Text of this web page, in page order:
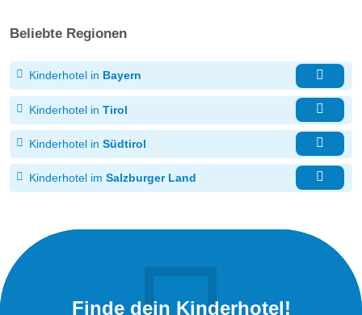
Beliebte Regionen
Kinderhotel in Bayern
Kinderhotel in Tirol
Kinderhotel in Südtirol
Kinderhotel im Salzburger Land
Finde dein Kinderhotel!